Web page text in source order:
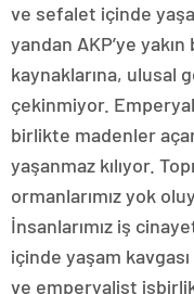
ve sefalet içinde
yandan AKP’ye
kaynaklarına, ulusal
çekinmiyor.
birlikte madenler
yaşanmaz kılıyor.
ormanlarımız yok
İnsanlarımız iş
içinde yaşam
ve emperyalist